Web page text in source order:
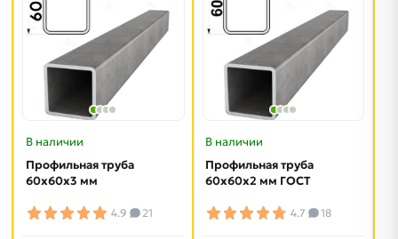
В наличии
Профильная труба
60х60х3 мм
4.9 21
В наличии
Профильная труба
60х60х2 мм ГОСТ
4.7 18